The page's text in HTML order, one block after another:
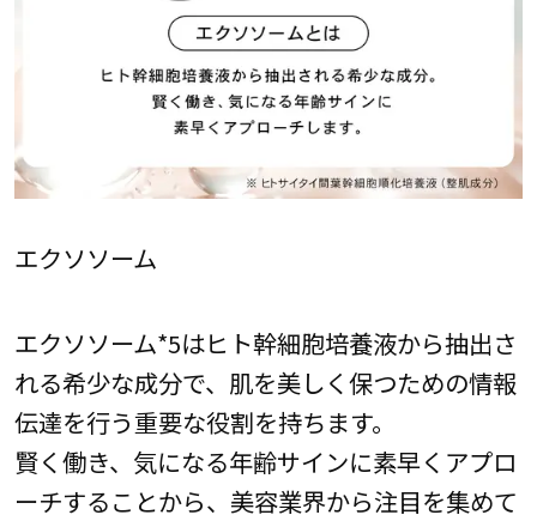
エクソソーム
エクソソーム*5はヒト幹細胞培養液から抽出さ
れる希少な成分で、肌を美しく保つための情報
伝達を行う重要な役割を持ちます。
賢く働き、気になる年齢サインに素早くアプロ
ーチすることから、美容業界から注目を集めて